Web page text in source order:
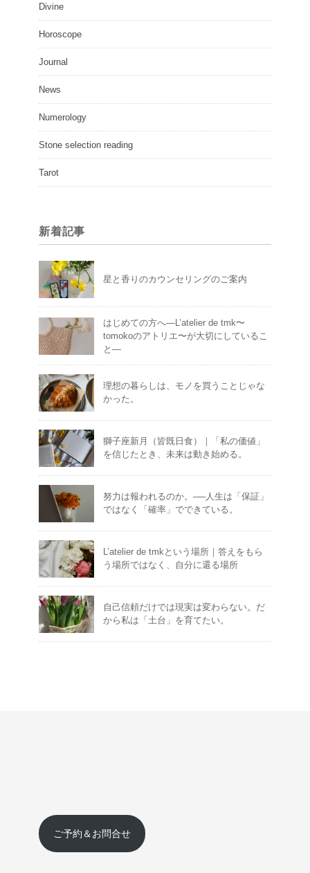
Divine
Horoscope
Journal
News
Numerology
Stone selection reading
Tarot
新着記事
星と香りのカウンセリングのご案内
はじめての方へ―L’atelier de tmk〜
tomokoのアトリエ〜が大切にしているこ
と―
理想の暮らしは、モノを買うことじゃな
かった。
獅子座新月（皆既日食）｜「私の価値」
を信じたとき、未来は動き始める。
努力は報われるのか。──人生は「保証」
ではなく「確率」でできている。
L’atelier de tmkという場所｜答えをもら
う場所ではなく、自分に還る場所
自己信頼だけでは現実は変わらない。だ
から私は「土台」を育てたい。
ご予約＆お問合せ